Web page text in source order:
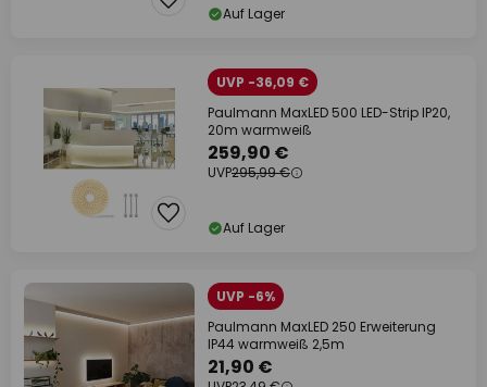
Auf Lager
UVP -36,09 €
Paulmann MaxLED 500 LED-Strip IP20,
20m warmweiß
259,90 €
UVP295,99 €
Auf Lager
UVP -6%
Paulmann MaxLED 250 Erweiterung
IP44 warmweiß 2,5m
21,90 €